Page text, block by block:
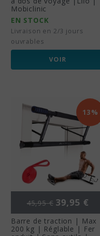
Mobiclinic
EN STOCK
Livraison en 2/3 jours
ouvrables
VOIR
Prix de base
45,95 € Prix
39,95 €
Barre de traction | Max
200 kg | Réglable | Fer
13%